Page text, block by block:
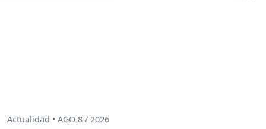
Actualidad • AGO 8 / 2026